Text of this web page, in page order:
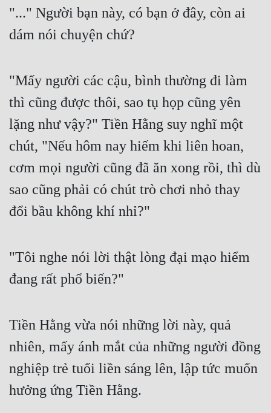
Võng Du
Xuyên Không
Xuyên Sách
Xuyên Thư
Điền Văn
Đô Thị
Đông Phương
Đông Phương Huyền Huyễn
Cẩu Đạo Trường Sinh
Truyện Nữ
Vô Địch Lưu
Xây Dựng Thế Lực
"..." Người bạn này, có bạn ở đây, còn ai
dám nói chuyện chứ?
"Mấy người các cậu, bình thường đi làm
thì cũng được thôi, sao tụ họp cũng yên
lặng như vậy?" Tiền Hằng suy nghĩ một
chút, "Nếu hôm nay hiếm khi liên hoan,
cơm mọi người cũng đã ăn xong rồi, thì dù
sao cũng phải có chút trò chơi nhỏ thay
đổi bầu không khí nhỉ?"
"Tôi nghe nói lời thật lòng đại mạo hiểm
đang rất phổ biến?"
Tiền Hằng vừa nói những lời này, quả
nhiên, mấy ánh mắt của những người đồng
nghiệp trẻ tuổi liền sáng lên, lập tức muốn
hưởng ứng Tiền Hằng.